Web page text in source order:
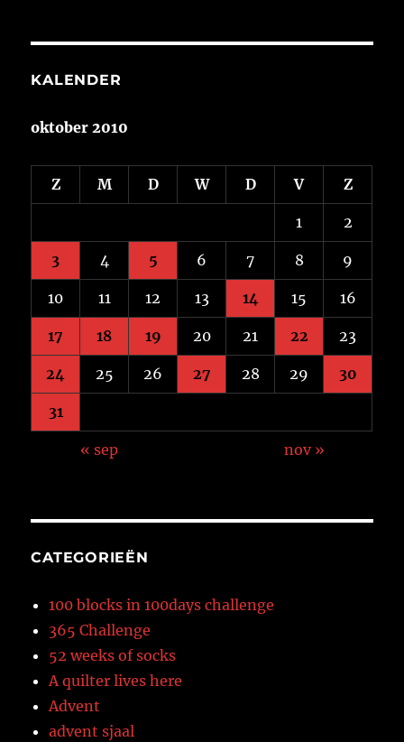
KALENDER
oktober 2010
Z M D W D V Z
1 2
3 4 5 6 7 8 9
10 11 12 13 14 15 16
17 18 19 20 21 22 23
24 25 26 27 28 29 30
31
« sep nov »
CATEGORIEËN
100 blocks in 100days challenge
365 Challenge
52 weeks of socks
A quilter lives here
Advent
advent sjaal